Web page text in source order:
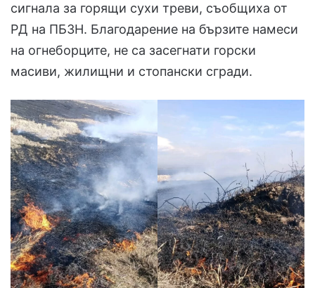
сигнала за горящи сухи треви, съобщиха от
РД на ПБЗН. Благодарение на бързите намеси
на огнеборците, не са засегнати горски
масиви, жилищни и стопански сгради.